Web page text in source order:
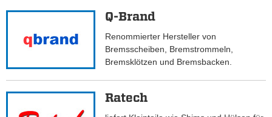
Q-Brand
Renommierter Hersteller von
Bremsscheiben, Bremstrommeln,
Bremsklötzen und Bremsbacken.
Ratech